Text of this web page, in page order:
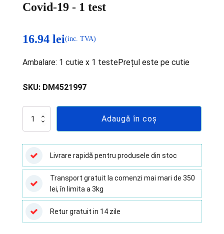
Covid-19 - 1 test
16.94 lei(inc. TVA)
Ambalare: 1 cutie x 1 testePrețul este pe cutie
SKU: DM4521997
Cantitate
Anticorpi
Neutralizanți
Covid-
19
-
1
test
Adaugă în coș
Livrare rapidă pentru produsele din stoc
Transport gratuit la comenzi mai mari de 350
lei, în limita a 3kg
Retur gratuit in 14 zile